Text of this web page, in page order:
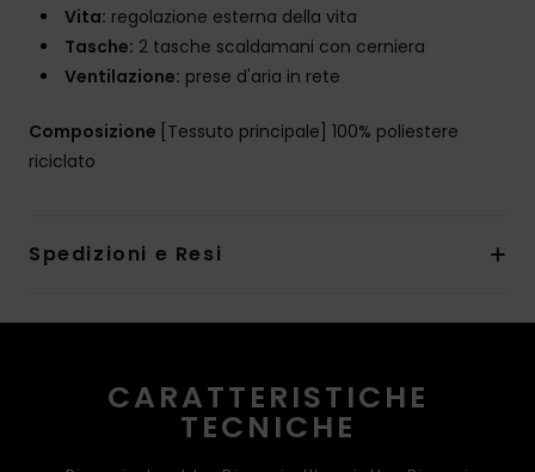
Vita: regolazione esterna della vita
Tasche: 2 tasche scaldamani con cerniera
Ventilazione: prese d'aria in rete
Composizione [Tessuto principale] 100% poliestere
riciclato
Spedizioni e Resi
CARATTERISTICHE
TECNICHE